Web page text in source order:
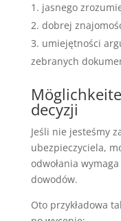
jasnego
dobrej
umiejętności
zebranych
decyzji
Jeśli nie jesteśmy
ubezpieczyciela,
odwołania
dowodów.
Oto przykładowa